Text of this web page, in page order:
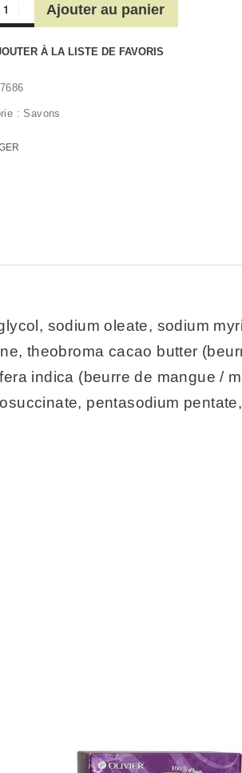
Ajouter au panier
À LA LISTE DE FAVORIS
7686
:Savons
sodium oleate, sodium
theobroma cacao butter
indica (beurre de mangue /
pentasodium pentate,